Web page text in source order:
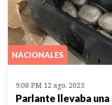
NACIONALES
9:08 PM 12 ago. 2025
Parlante llevaba